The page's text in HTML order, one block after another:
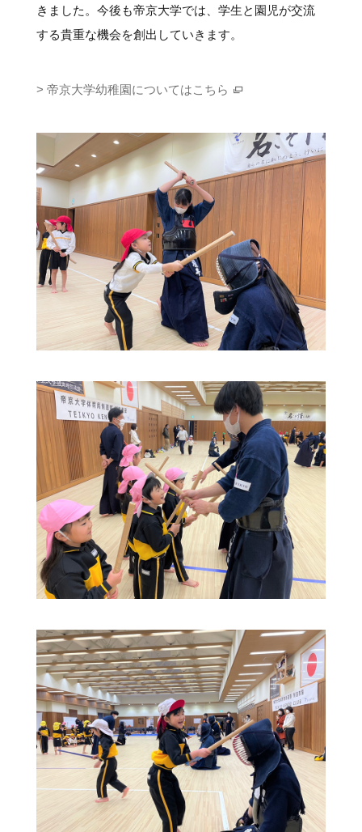
きました。今後も帝京大学では、学生と園児が交流
する貴重な機会を創出していきます。
> 帝京大学幼稚園についてはこちら